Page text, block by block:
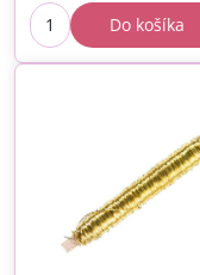
Do košíka